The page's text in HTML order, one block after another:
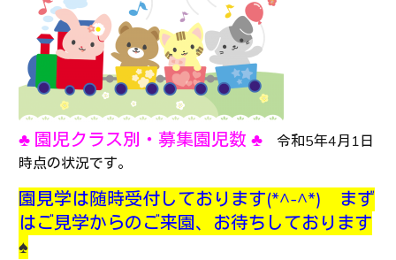
♣ 園児クラス別・募集園児数 ♣ 令和5年4月1日
時点の状況です。
園見学は随時受付しております(*^-^*) まず
はご見学からのご来園、お待ちしております
♠